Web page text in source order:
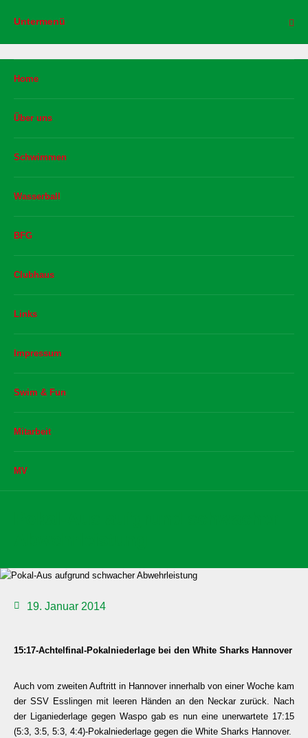
Untermenü
Home
Über uns
Schwimmen
Wasserball
BFG
Clubhaus
Links
Impressum
Swim & Fun
Mitarbeit
MV
19. Januar 2014
15:17-Achtelfinal-Pokalniederlage bei den White Sharks Hannover
Auch vom zweiten Auftritt in Hannover innerhalb von einer Woche kam
der SSV Esslingen mit leeren Händen an den Neckar zurück. Nach
der Liganiederlage gegen Waspo gab es nun eine unerwartete 17:15
(5:3, 3:5, 5:3, 4:4)-Pokalniederlage gegen die White Sharks Hannover.